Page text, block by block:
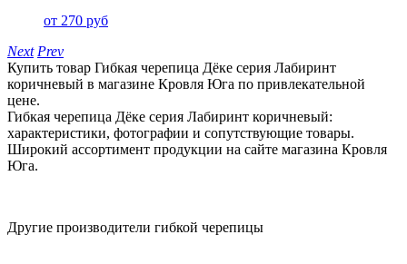
от 270 руб
Next Prev
Купить товар Гибкая черепица Дёке серия Лабиринт
коричневый в магазине Кровля Юга по привлекательной
цене.
Гибкая черепица Дёке серия Лабиринт коричневый:
характеристики, фотографии и сопутствующие товары.
Широкий ассортимент продукции на сайте магазина Кровля
Юга.
Другие производители гибкой черепицы